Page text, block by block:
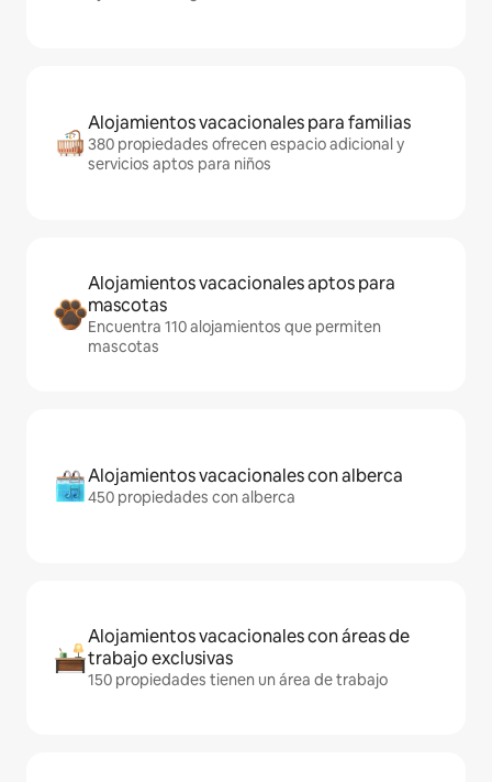
Alojamientos vacacionales para familias
380 propiedades ofrecen espacio adicional y
servicios aptos para niños
Alojamientos vacacionales aptos para
mascotas
Encuentra 110 alojamientos que permiten
mascotas
Alojamientos vacacionales con alberca
450 propiedades con alberca
Alojamientos vacacionales con áreas de
trabajo exclusivas
150 propiedades tienen un área de trabajo